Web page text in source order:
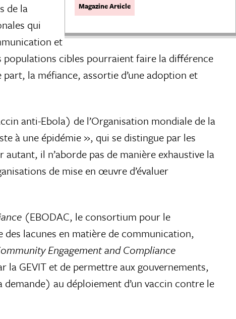
Magazine Article
de la
qui
et
cibles pourraient faire la différence
la méfiance, assortie d’une adoption et
anti-Ebola) de l’Organisation mondiale de la
à une épidémie », qui se distingue par les
il n’aborde pas de manière exhaustive la
de mise en œuvre d’évaluer
(EBODAC, le consortium pour le
des lacunes en matière de communication,
Engagement and Compliance
GEVIT et de permettre aux gouvernements,
au déploiement d’un vaccin contre le